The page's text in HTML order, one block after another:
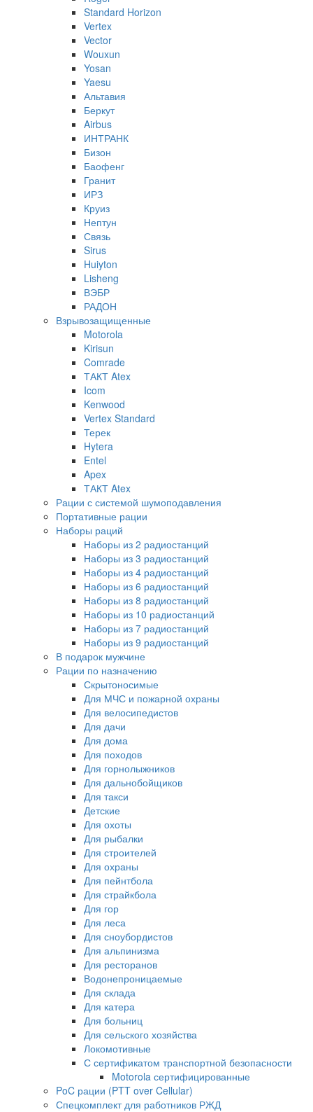
Standard Horizon
Vertex
Vector
Wouxun
Yosan
Yaesu
Альтавия
Беркут
Airbus
ИНТРАНК
Бизон
Баофенг
Гранит
ИРЗ
Круиз
Нептун
Связь
Sirus
Huiyton
Lisheng
ВЭБР
РАДОН
Взрывозащищенные
Motorola
Kirisun
Comrade
ТАКТ Atex
Icom
Kenwood
Vertex Standard
Терек
Hytera
Entel
Apex
ТАКТ Atex
Рации с системой шумоподавления
Портативные рации
Наборы раций
Наборы из 2 радиостанций
Наборы из 3 радиостанций
Наборы из 4 радиостанций
Наборы из 6 радиостанций
Наборы из 8 радиостанций
Наборы из 10 радиостанций
Наборы из 7 радиостанций
Наборы из 9 радиостанций
В подарок мужчине
Рации по назначению
Скрытоносимые
Для МЧС и пожарной охраны
Для велосипедистов
Для дачи
Для дома
Для походов
Для горнолыжников
Для дальнобойщиков
Для такси
Детские
Для охоты
Для рыбалки
Для строителей
Для охраны
Для пейнтбола
Для страйкбола
Для гор
Для леса
Для сноубордистов
Для альпинизма
Для ресторанов
Водонепроницаемые
Для склада
Для катера
Для больниц
Для сельского хозяйства
Локомотивные
С сертификатом транспортной безопасности
Motorola сертифицированные
PoC рации (PTT over Cellular)
Спецкомплект для работников РЖД